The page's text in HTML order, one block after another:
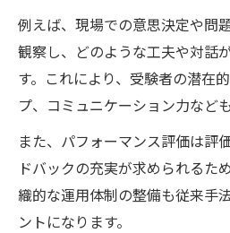
現場で成果を上げた
価の事例
土木工事の品質向上
の実際
パフォーマンス評価を
活かすか
土木評価を通じて安
方法
例えば、現場での意思決定や問
観察し、どのような工夫や対話
す。これにより、受験者の潜在
プ、コミュニケーション力など
また、パフォーマンス評価は評
ドバックの充実が求められるた
織的な運用体制の整備も従来手
ントになります。